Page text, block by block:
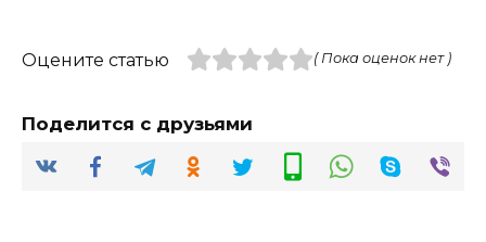
Оцените статью ( Пока оценок нет )
Поделится с друзьями